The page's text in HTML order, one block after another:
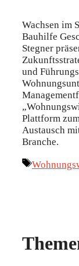
Wachsen im
Bauhilfe
Stegner
und
Plattform
Austausch
Branche.